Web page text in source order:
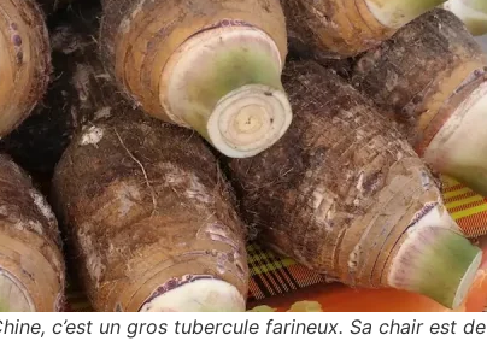
c’est un gros tubercule farineux. Sa chair est de